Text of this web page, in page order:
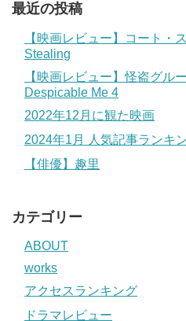
最近の投稿
【映画レビュー】コート・
Stealing
【映画レビュー】怪盗グル
Despicable Me 4
2022年12月に観た映画
2024年1月 人気記事ランキ
【俳優】趣里
カテゴリー
ABOUT
works
アクセスランキング
ドラマレビュー